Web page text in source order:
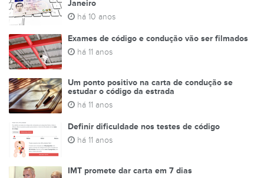
Janeiro
há 10 anos
Exames de código e condução vão ser filmados
há 11 anos
Um ponto positivo na carta de condução se
estudar o código da estrada
há 11 anos
Definir dificuldade nos testes de código
há 11 anos
IMT promete dar carta em 7 dias